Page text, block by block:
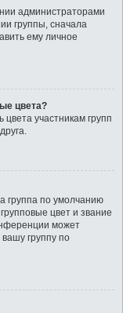
администраторами
группы, сначала
ему личное
цвета?
участникам групп
группа по умолчанию
цвет и звание
может
группу по